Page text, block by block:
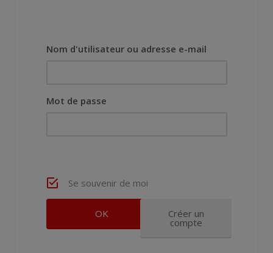
Nom d'utilisateur ou adresse e-mail
Mot de passe
Se souvenir de moi
Créer un
compte